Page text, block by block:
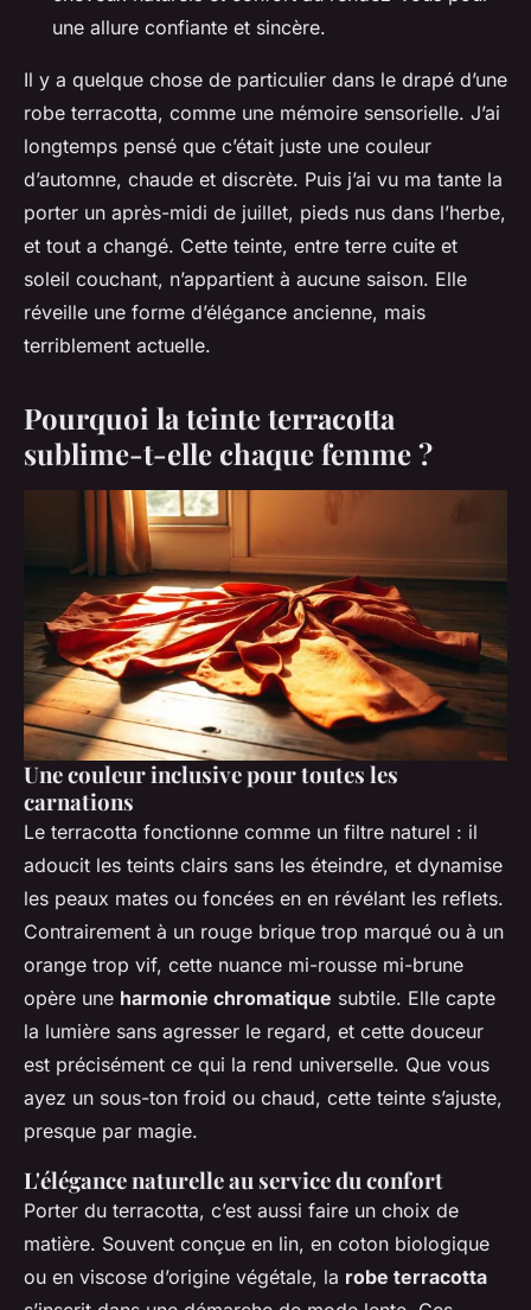
une allure confiante et sincère.
Il y a quelque chose de particulier dans le drapé d’une
robe terracotta, comme une mémoire sensorielle. J’ai
longtemps pensé que c’était juste une couleur
d’automne, chaude et discrète. Puis j’ai vu ma tante la
porter un après-midi de juillet, pieds nus dans l’herbe,
et tout a changé. Cette teinte, entre terre cuite et
soleil couchant, n’appartient à aucune saison. Elle
réveille une forme d’élégance ancienne, mais
terriblement actuelle.
Pourquoi la teinte terracotta
sublime-t-elle chaque femme ?
Une couleur inclusive pour toutes les
carnations
Le terracotta fonctionne comme un filtre naturel : il
adoucit les teints clairs sans les éteindre, et dynamise
les peaux mates ou foncées en en révélant les reflets.
Contrairement à un rouge brique trop marqué ou à un
orange trop vif, cette nuance mi-rousse mi-brune
opère une harmonie chromatique subtile. Elle capte
la lumière sans agresser le regard, et cette douceur
est précisément ce qui la rend universelle. Que vous
ayez un sous-ton froid ou chaud, cette teinte s’ajuste,
presque par magie.
L'élégance naturelle au service du confort
Porter du terracotta, c’est aussi faire un choix de
matière. Souvent conçue en lin, en coton biologique
ou en viscose d’origine végétale, la robe terracotta